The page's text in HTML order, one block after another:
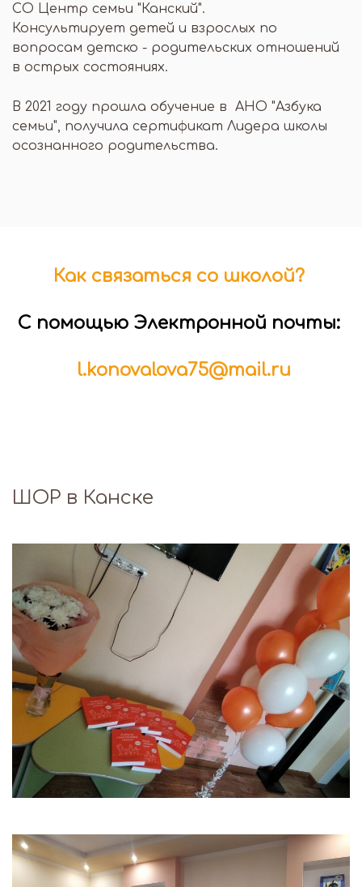
СО Центр семьи "Канский".
Консультирует детей и взрослых по
вопросам детско - родительских отношений
в острых состояниях.
В 2021 году прошла обучение в АНО "Азбука
семьи", получила сертификат Лидера школы
осознанного родительства.
Как связаться со школой?
С помощью Электронной почты:
l.konovalova75@mail.ru
ШОР в Канске